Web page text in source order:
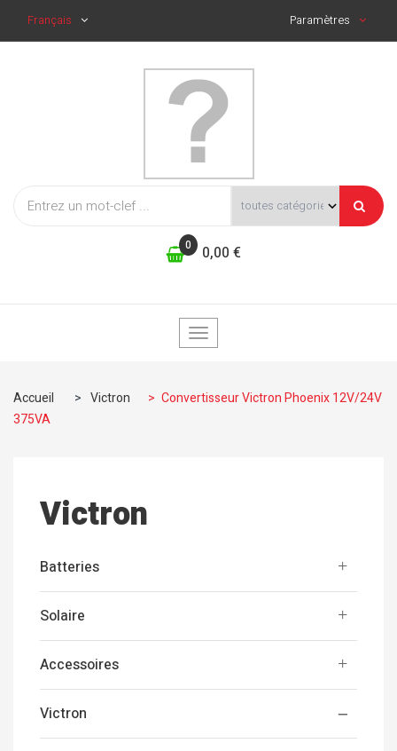
Français Paramètres
0,00 €
0
Basculer
Accueil > Victron > Convertisseur Victron Phoenix 12V/24V
375VA
Victron
Batteries
Solaire
Accessoires
Victron